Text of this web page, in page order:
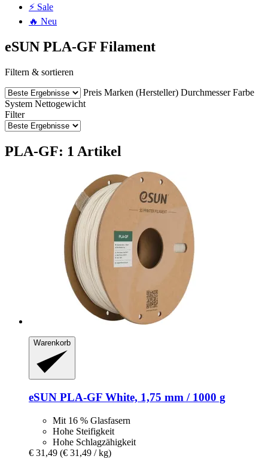
⚡ Sale
🔥 Neu
eSUN PLA-GF Filament
Filtern & sortieren
Preis Marken (Hersteller) Durchmesser Farbe
System Nettogewicht
Filter
PLA-GF: 1 Artikel
Warenkorb
eSUN PLA-​GF White, 1,75 mm / 1000 g
Mit 16 % Glasfasern
Hohe Steifigkeit
Hohe Schlagzähigkeit
€ 31,49 (€ 31,49 / kg)